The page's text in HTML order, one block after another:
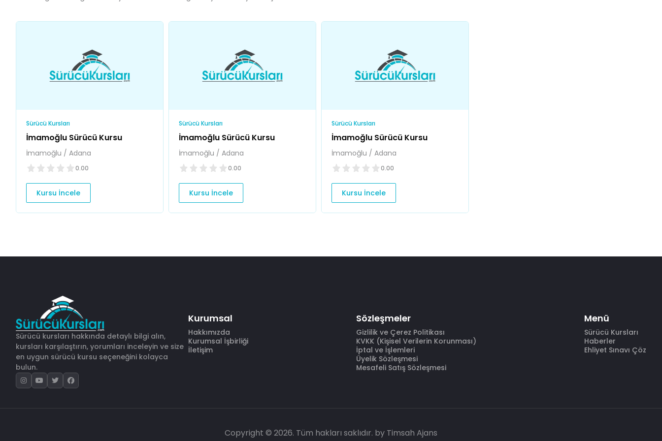
Sürücü Kursları
İmamoğlu Sürücü Kursu
İmamoğlu / Adana
0.00
Kursu İncele
Sürücü Kursları
İmamoğlu Sürücü Kursu
İmamoğlu / Adana
0.00
Kursu İncele
Sürücü Kursları
İmamoğlu Sürücü Kursu
İmamoğlu / Adana
0.00
Kursu İncele
Sürücü kursları hakkında detaylı bilgi alın,
kursları karşılaştırın, yorumları inceleyin ve size
en uygun sürücü kursu seçeneğini kolayca
bulun.
Kurumsal
Hakkımızda
Kurumsal İşbirliği
İletişim
Sözleşmeler
Gizlilik ve Çerez Politikası
KVKK (Kişisel Verilerin Korunması)
İptal ve İşlemleri
Üyelik Sözleşmesi
Mesafeli Satış Sözleşmesi
Menü
Sürücü Kursları
Haberler
Ehliyet Sınavı Çöz
Copyright © 2026. Tüm hakları saklıdır. by Timsah Ajans